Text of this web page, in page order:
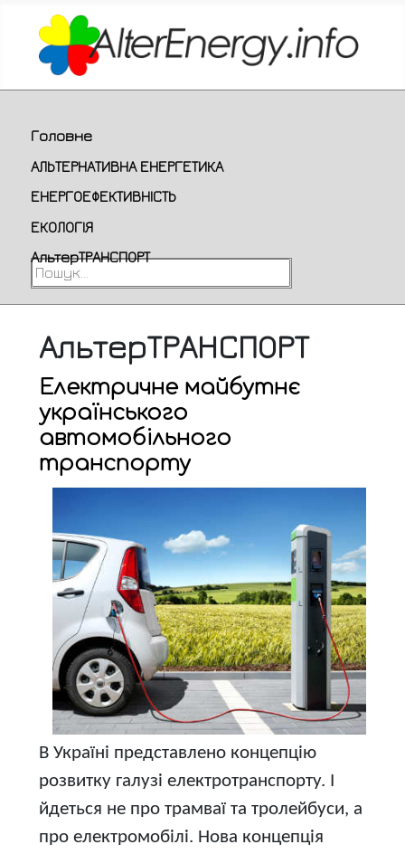
Головне
АЛЬТЕРНАТИВНА ЕНЕРГЕТИКА
ЕНЕРГОЕФЕКТИВНІСТЬ
ЕКОЛОГІЯ
АльтерТРАНСПОРТ
Пошук...
АльтерТРАНСПОРТ
Електричне майбутнє
українського
автомобільного
транспорту
В Україні представлено концепцію
розвитку галузі електротранспорту. І
йдеться не про трамваї та тролейбуси, а
про електромобілі. Нова концепція